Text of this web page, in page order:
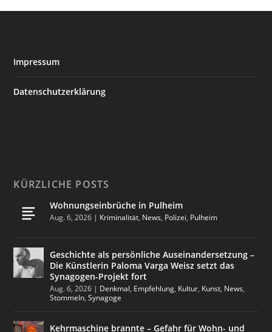
Impressum
Datenschutzerklärung
KÜRZLICHE POSTS
Wohnungseinbrüche in Pulheim
Aug. 6, 2026 | Kriminalität, News, Polizei, Pulheim
Geschichte als persönliche Auseinandersetzung –
Die Künstlerin Paloma Varga Weisz setzt das
Synagogen-Projekt fort
Aug. 6, 2026 | Denkmal, Empfehlung, Kultur, Kunst, News,
Stommeln,Synagoge
Kehrmaschine brannte – Gefahr für Wohn- und